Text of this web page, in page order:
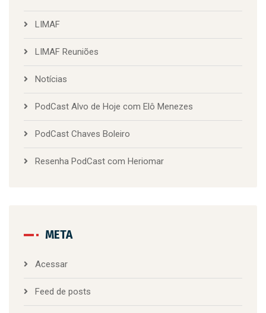
LIMAF
LIMAF Reuniões
Notícias
PodCast Alvo de Hoje com Elô Menezes
PodCast Chaves Boleiro
Resenha PodCast com Heriomar
META
Acessar
Feed de posts